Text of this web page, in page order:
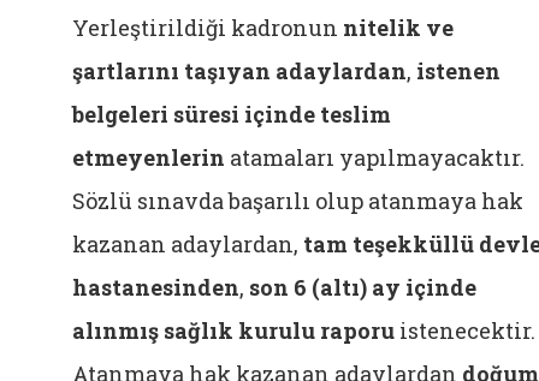
Yerleştirildiği kadronun nitelik ve
şartlarını taşıyan adaylardan, istenen
belgeleri süresi içinde teslim
etmeyenlerin atamaları yapılmayacaktır.
Sözlü sınavda başarılı olup atanmaya hak
kazanan adaylardan, tam teşekküllü
hastanesinden, son 6 (altı) ay içinde
alınmış sağlık kurulu raporu istenecektir.
Atanmaya hak kazanan adaylardan